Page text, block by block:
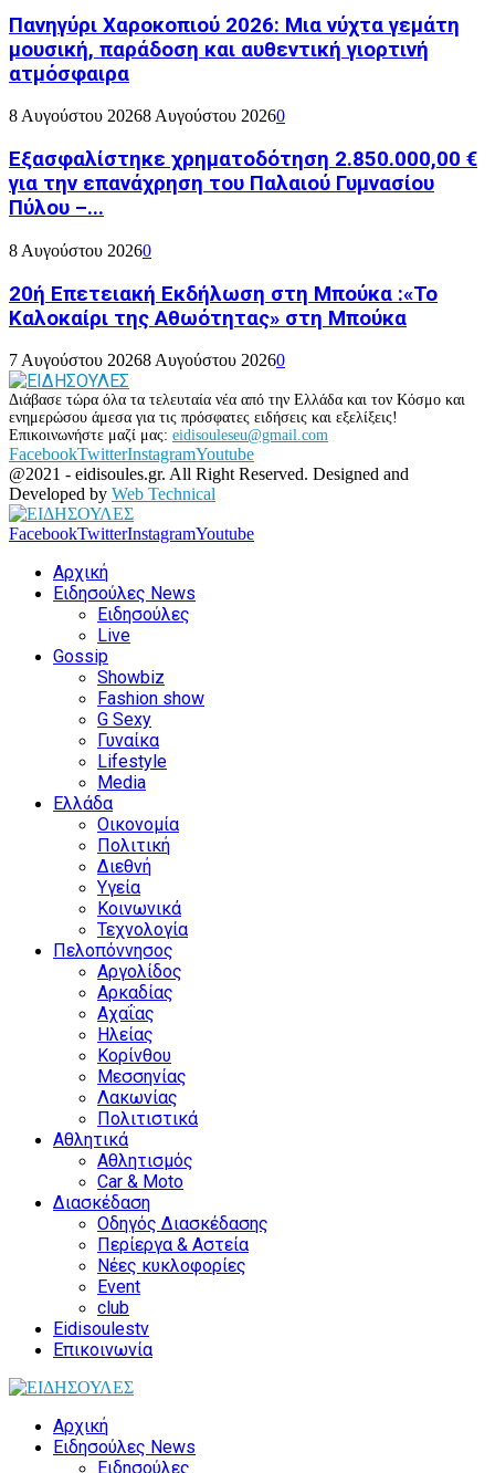
Πανηγύρι Χαροκοπιού 2026: Μια νύχτα γεμάτη
μουσική, παράδοση και αυθεντική γιορτινή
ατμόσφαιρα
8 Αυγούστου 20268 Αυγούστου 20260
Εξασφαλίστηκε χρηματοδότηση 2.850.000,00 €
για την επανάχρηση του Παλαιού Γυμνασίου
Πύλου –...
8 Αυγούστου 20260
20ή Επετειακή Εκδήλωση στη Μπούκα :«Το
Καλοκαίρι της Αθωότητας» στη Μπούκα
7 Αυγούστου 20268 Αυγούστου 20260
Διάβασε τώρα όλα τα τελευταία νέα από την Ελλάδα και τον Κόσμο και
ενημερώσου άμεσα για τις πρόσφατες ειδήσεις και εξελίξεις!
Επικοινωνήστε μαζί μας: eidisouleseu@gmail.com
FacebookTwitterInstagramYoutube
@2021 - eidisoules.gr. All Right Reserved. Designed and
Developed by Web Technical
FacebookTwitterInstagramYoutube
Αρχική
Ειδησούλες News
Ειδησούλες
Live
Gossip
Showbiz
Fashion show
G Sexy
Γυναίκα
Lifestyle
Media
Ελλάδα
Οικονομία
Πολιτική
Διεθνή
Υγεία
Κοινωνικά
Τεχνολογία
Πελοπόννησος
Αργολίδος
Αρκαδίας
Αχαΐας
Ηλείας
Κορίνθου
Μεσσηνίας
Λακωνίας
Πολιτιστικά
Αθλητικά
Αθλητισμός
Car & Moto
Διασκέδαση
Οδηγός Διασκέδασης
Περίεργα & Αστεία
Νέες κυκλοφορίες
Event
club
Eidisoulestv
Επικοινωνία
Αρχική
Ειδησούλες News
Ειδησούλες